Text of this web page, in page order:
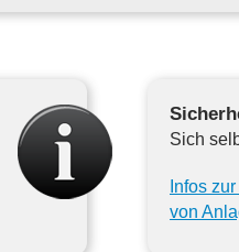
Sich
Infos
von